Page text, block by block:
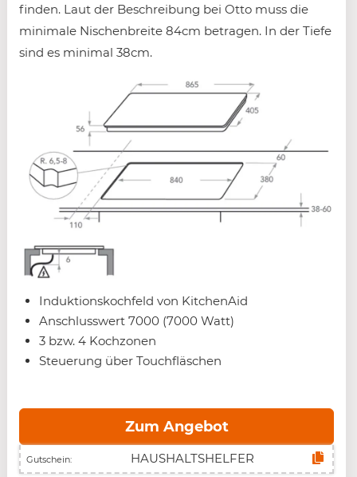
finden. Laut der Beschreibung bei Otto muss die
minimale Nischenbreite 84cm betragen. In der Tiefe
sind es minimal 38cm.
Induktionskochfeld von KitchenAid
Anschlusswert 7000 (7000 Watt)
3 bzw. 4 Kochzonen
Steuerung über Touchfläschen
Zum Angebot
Gutschein: